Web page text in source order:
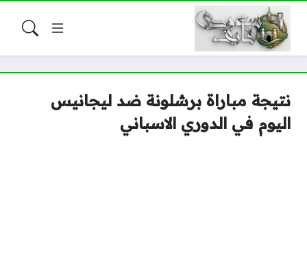
نتيجة مباراة برشلونة ضد ليجانيس
اليوم في الدوري الاسباني